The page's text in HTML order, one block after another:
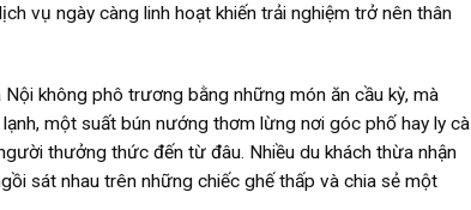
vụ ngày càng linh hoạt khiến trải nghiệm trở nên thân
không phô trương bằng những món ăn cầu kỳ, mà
một suất bún nướng thơm lừng nơi góc phố hay ly cà
thưởng thức đến từ đâu. Nhiều du khách thừa nhận
sát nhau trên những chiếc ghế thấp và chia sẻ một